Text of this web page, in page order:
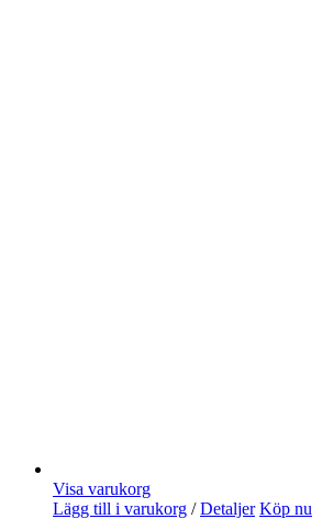
Visa varukorg
Lägg till i varukorg / Detaljer Köp nu